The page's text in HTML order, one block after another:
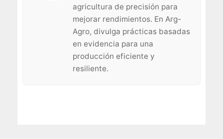
agricultura de precisión para
mejorar rendimientos. En Arg-
Agro, divulga prácticas basadas
en evidencia para una
producción eficiente y
resiliente.